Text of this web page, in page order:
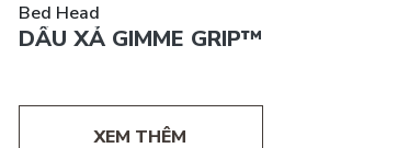
Bed Head
DẦU XẢ GIMME GRIP™
XEM THÊM